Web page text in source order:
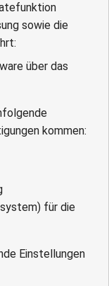
sowie die
über das
kommen:
für die
Einstellungen